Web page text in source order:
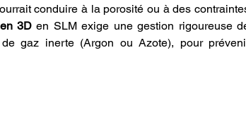
conduire à la porosité ou à des
3D en SLM exige une gestion rigoureuse
gaz inerte (Argon ou Azote), pour